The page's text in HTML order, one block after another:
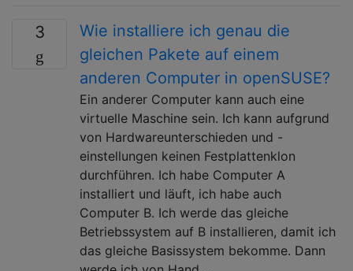
3
Wie installiere ich genau die
gleichen Pakete auf einem
anderen Computer in openSUSE?
Ein anderer Computer kann auch eine
virtuelle Maschine sein. Ich kann aufgrund
von Hardwareunterschieden und -
einstellungen keinen Festplattenklon
durchführen. Ich habe Computer A
installiert und läuft, ich habe auch
Computer B. Ich werde das gleiche
Betriebssystem auf B installieren, damit ich
das gleiche Basissystem bekomme. Dann